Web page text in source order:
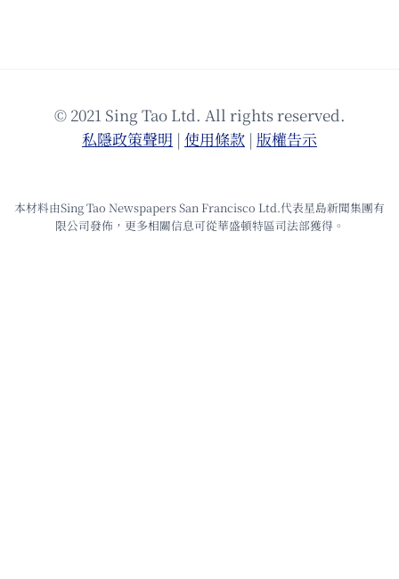
© 2021 Sing Tao Ltd. All rights reserved.
私隱政策聲明 | 使⽤條款 | 版權告⽰
本材料由Sing Tao Newspapers San Francisco Ltd.代表星島新聞集團有
限公司發佈，更多相關信息可從華盛頓特區司法部獲得。